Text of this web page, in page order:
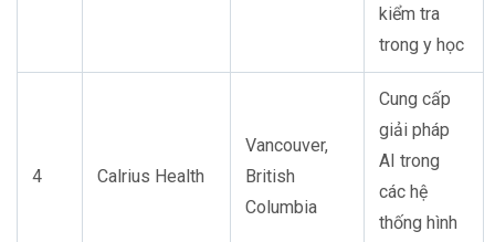
kiểm tra
trong y học
4 Calrius Health
Vancouver,
British
Columbia
Cung cấp
giải pháp
AI trong
các hệ
thống hình